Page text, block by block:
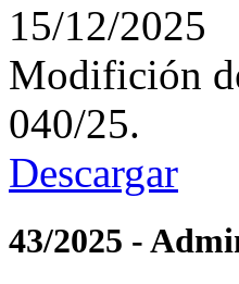
15/12/2025
Modifición
040/25.
Descargar
43/2025 -